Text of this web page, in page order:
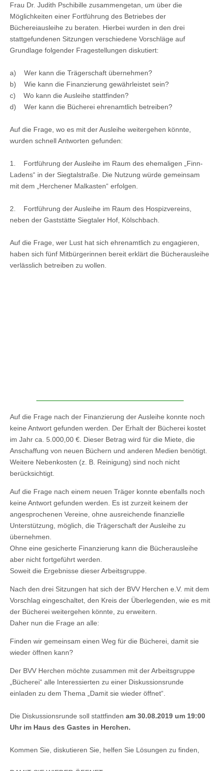
Frau Dr. Judith Pschibille zusammengetan, um über die
Möglichkeiten einer Fortführung des Betriebes der
Büchereiausleihe zu beraten. Hierbei wurden in den drei
stattgefundenen Sitzungen verschiedene Vorschläge auf
Grundlage folgender Fragestellungen diskutiert:
a) Wer kann die Trägerschaft übernehmen?
b) Wie kann die Finanzierung gewährleistet sein?
c) Wo kann die Ausleihe stattfinden?
d) Wer kann die Bücherei ehrenamtlich betreiben?
Auf die Frage, wo es mit der Ausleihe weitergehen könnte,
wurden schnell Antworten gefunden:
1. Fortführung der Ausleihe im Raum des ehemaligen „Finn-
Ladens“ in der Siegtalstraße. Die Nutzung würde gemeinsam
mit dem „Herchener Malkasten“ erfolgen.
2. Fortführung der Ausleihe im Raum des Hospizvereins,
neben der Gaststätte Siegtaler Hof, Kölschbach.
Auf die Frage, wer Lust hat sich ehrenamtlich zu engagieren,
haben sich fünf Mitbürgerinnen bereit erklärt die Bücherausleihe
verlässlich betreiben zu wollen.
Auf die Frage nach der Finanzierung der Ausleihe konnte noch
keine Antwort gefunden werden. Der Erhalt der Bücherei kostet
im Jahr ca. 5.000,00 €. Dieser Betrag wird für die Miete, die
Anschaffung von neuen Büchern und anderen Medien benötigt.
Weitere Nebenkosten (z. B. Reinigung) sind noch nicht
berücksichtigt.
Auf die Frage nach einem neuen Träger konnte ebenfalls noch
keine Antwort gefunden werden. Es ist zurzeit keinem der
angesprochenen Vereine, ohne ausreichende finanzielle
Unterstützung, möglich, die Trägerschaft der Ausleihe zu
übernehmen.
Ohne eine gesicherte Finanzierung kann die Bücherausleihe
aber nicht fortgeführt werden.
Soweit die Ergebnisse dieser Arbeitsgruppe.
Nach den drei Sitzungen hat sich der BVV Herchen e.V. mit dem
Vorschlag eingeschaltet, den Kreis der Überlegenden, wie es mit
der Bücherei weitergehen könnte, zu erweitern.
Daher nun die Frage an alle:
Finden wir gemeinsam einen Weg für die Bücherei, damit sie
wieder öffnen kann?
Der BVV Herchen möchte zusammen mit der Arbeitsgruppe
„Bücherei“ alle Interessierten zu einer Diskussionsrunde
einladen zu dem Thema „Damit sie wieder öffnet“.
Die Diskussionsrunde soll stattfinden am 30.08.2019 um 19:00
Uhr im Haus des Gastes in Herchen.
Kommen Sie, diskutieren Sie, helfen Sie Lösungen zu finden,